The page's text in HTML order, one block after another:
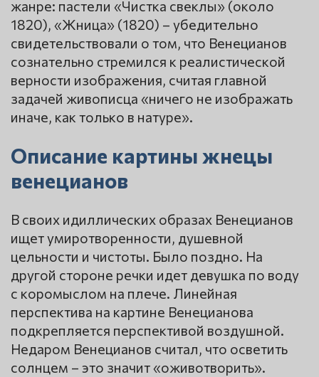
жанре: пастели «Чистка свеклы» (около
1820), «Жница» (1820) – убедительно
свидетельствовали о том, что Венецианов
сознательно стремился к реалистической
верности изображения, считая главной
задачей живописца «ничего не изображать
иначе, как только в натуре».
Описание картины жнецы
венецианов
В своих идиллических образах Венецианов
ищет умиротворенности, душевной
цельности и чистоты. Было поздно. На
другой стороне речки идет девушка по воду
с коромыслом на плече. Линейная
перспектива на картине Венецианова
подкрепляется перспективой воздушной.
Недаром Венецианов считал, что осветить
солнцем – это значит «оживотворить».